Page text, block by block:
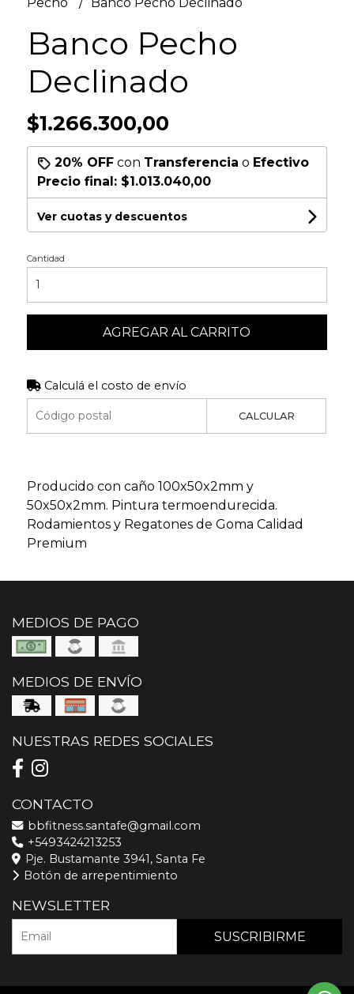
Banco Pecho
Declinado
$1.266.300,00
20% OFFcon Transferencia o Efectivo
Precio final: $1.013.040,00
Ver cuotas y descuentos
Cantidad
AGREGAR AL CARRITO
Calculá el costo de envío
CALCULAR
Producido con caño 100x50x2mm y
50x50x2mm. Pintura termoendurecida.
Rodamientos y Regatones de Goma Calidad
Premium
MEDIOS DE PAGO
MEDIOS DE ENVÍO
NUESTRAS REDES SOCIALES
CONTACTO
bbfitness.santafe@gmail.com
+5493424213253
Pje. Bustamante 3941, Santa Fe
Botón de arrepentimiento
NEWSLETTER
SUSCRIBIRME